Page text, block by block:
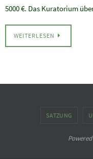
5000 €. Das Kuratorium
WEITERLESEN
SATZUNG